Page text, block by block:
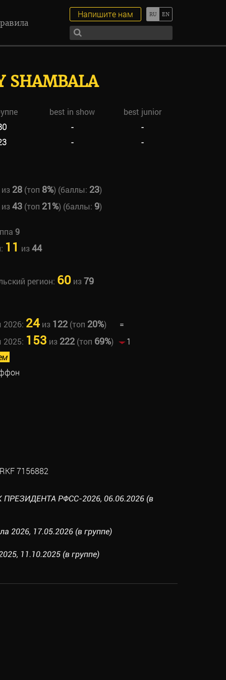
Напишите нам
SHAMBALA
best in show
best junior
-
-
- -
28(топ 8%) (баллы: 23)
43(топ 21%) (баллы: 9)
9
11 из44
регион: 60из79
2026: 24из 122(топ 20%)
=
2025: 153 из 222(топ 69%)
1
7156882
РФСС-2026, 06.06.2026 (в
2026, 17.05.2026 (в группе)
11.10.2025 (в группе)